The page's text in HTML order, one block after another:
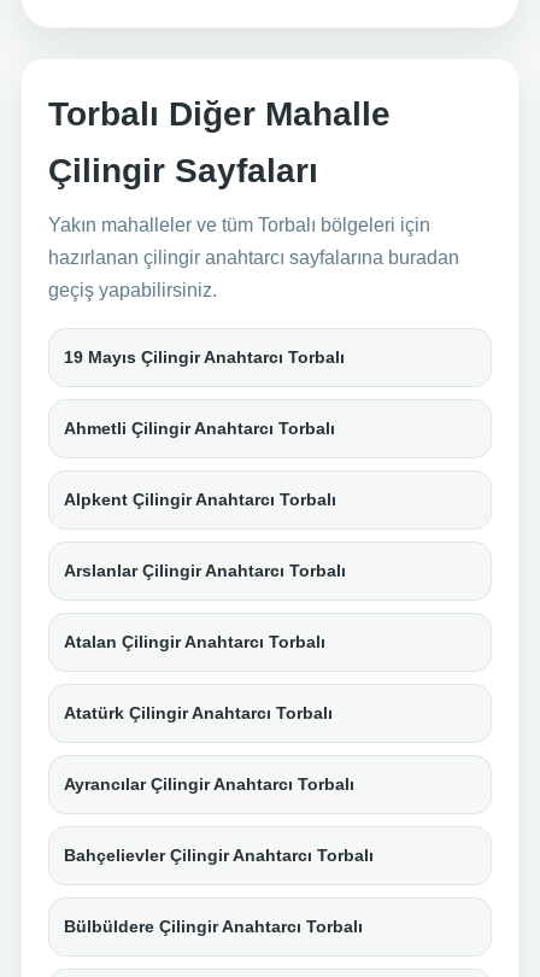
Torbalı Diğer Mahalle
Çilingir Sayfaları
Yakın mahalleler ve tüm Torbalı bölgeleri için
hazırlanan çilingir anahtarcı sayfalarına buradan
geçiş yapabilirsiniz.
19 Mayıs Çilingir Anahtarcı Torbalı
Ahmetli Çilingir Anahtarcı Torbalı
Alpkent Çilingir Anahtarcı Torbalı
Arslanlar Çilingir Anahtarcı Torbalı
Atalan Çilingir Anahtarcı Torbalı
Atatürk Çilingir Anahtarcı Torbalı
Ayrancılar Çilingir Anahtarcı Torbalı
Bahçelievler Çilingir Anahtarcı Torbalı
Bülbüldere Çilingir Anahtarcı Torbalı